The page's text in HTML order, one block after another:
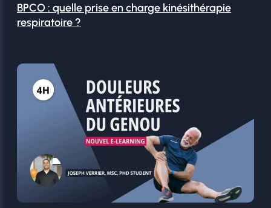
BPCO : quelle prise en charge kinésithérapie
respiratoire ?